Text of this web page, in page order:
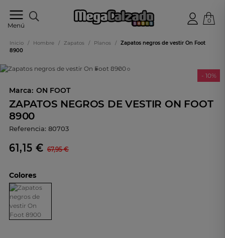
Menú
online
0
Inicio / Hombre / Zapatos / Planos /
Zapatos negros de vestir On Foot
8900
- 10%
Marca: ON FOOT
ZAPATOS NEGROS DE VESTIR ON FOOT
8900
Referencia: 80703
61,15 € 67,95 €
Colores